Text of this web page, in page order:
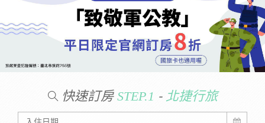
快速訂房 STEP.1 - 北捷行旅